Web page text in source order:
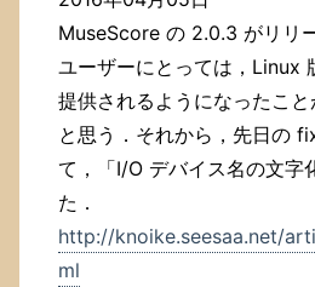
MuseScore の 2.0.3 がリリ
ユーザーにとっては，Linux
提供されるようになったこ
と思う．それから，先日の
て，「I/O デバイス名の文字
た．
http://knoike.seesaa.net/
ml